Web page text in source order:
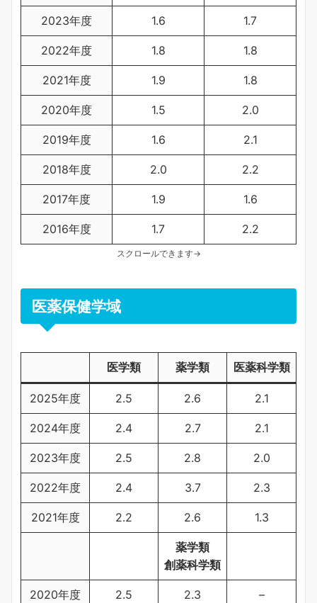
2023年度 1.6 1.7
2022年度 1.8 1.8
2021年度 1.9 1.8
2020年度 1.5 2.0
2019年度 1.6 2.1
2018年度 2.0 2.2
2017年度 1.9 1.6
2016年度 1.7 2.2
スクロールできます→
医薬保健学域
医学類 薬学類 医薬科学類
2025年度 2.5 2.6 2.1
2024年度 2.4 2.7 2.1
2023年度 2.5 2.8 2.0
2022年度 2.4 3.7 2.3
2021年度 2.2 2.6 1.3
薬学類
創薬科学類
2020年度 2.5 2.3 –